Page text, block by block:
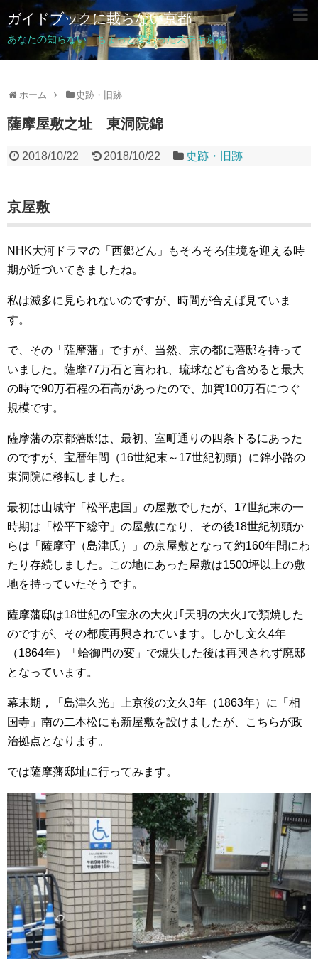
ガイドブックに載らない京都
あなたの知らない ちょっと変わったステキ京都
ホーム 史跡・旧跡
薩摩屋敷之址 東洞院錦
2018/10/22 2018/10/22 史跡・旧跡
京屋敷
NHK大河ドラマの「西郷どん」もそろそろ佳境を迎える時
期が近づいてきましたね。
私は滅多に見られないのですが、時間が合えば見ていま
す。
で、その「薩摩藩」ですが、当然、京の都に藩邸を持って
いました。薩摩77万石と言われ、琉球なども含めると最大
の時で90万石程の石高があったので、加賀100万石につぐ
規模です。
薩摩藩の京都藩邸は、最初、室町通りの四条下るにあった
のですが、宝暦年間（16世紀末～17世紀初頭）に錦小路の
東洞院に移転しました。
最初は山城守「松平忠国」の屋敷でしたが、17世紀末の一
時期は「松平下総守」の屋敷になり、その後18世紀初頭か
らは「薩摩守（島津氏）」の京屋敷となって約160年間にわ
たり存続しました。この地にあった屋敷は1500坪以上の敷
地を持っていたそうです。
薩摩藩邸は18世紀の｢宝永の大火｣｢天明の大火｣で類焼した
のですが、その都度再興されています。しかし文久4年
（1864年）「蛤御門の変」で焼失した後は再興されず廃邸
となっています。
幕末期，「島津久光」上京後の文久3年（1863年）に「相
国寺」南の二本松にも新屋敷を設けましたが、こちらが政
治拠点となります。
では薩摩藩邸址に行ってみます。